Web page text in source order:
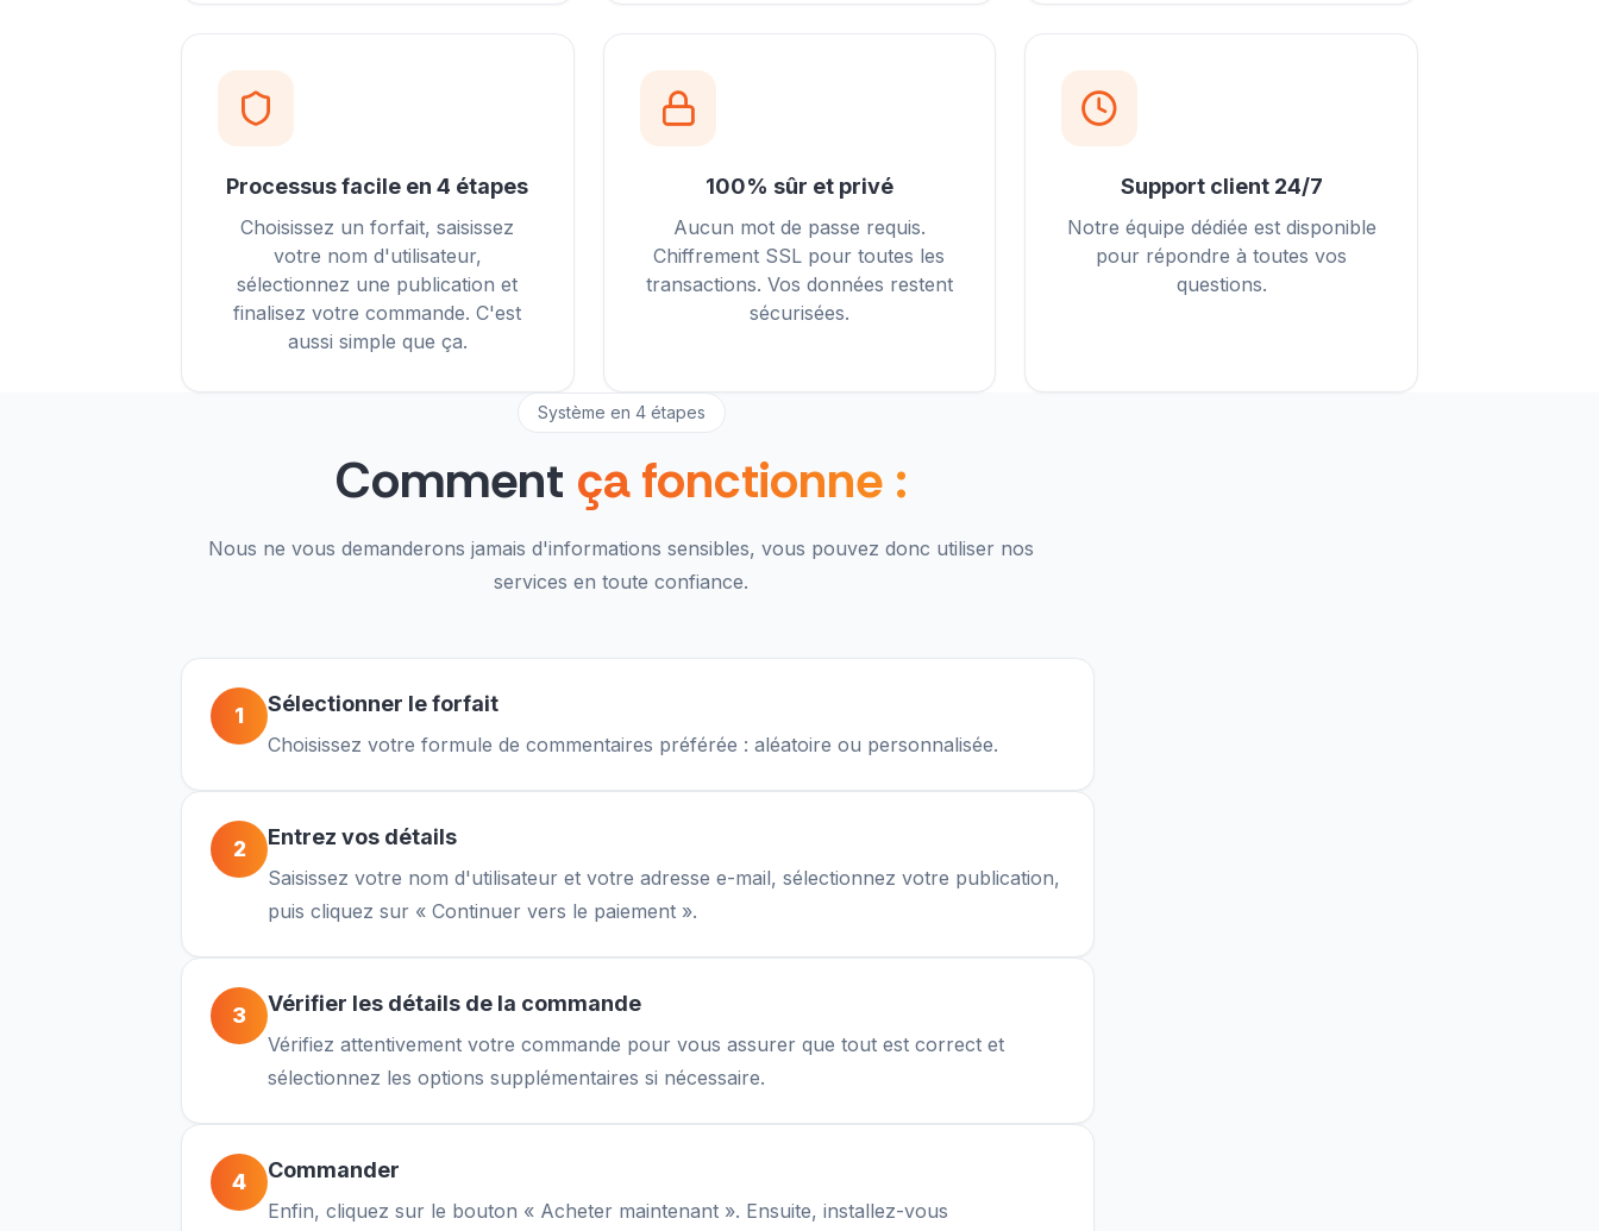
Processus facile en 4 étapes
Choisissez un forfait, saisissez
votre nom d'utilisateur,
sélectionnez une publication et
finalisez votre commande. C'est
aussi simple que ça.
100% sûr et privé
Aucun mot de passe requis.
Chiffrement SSL pour toutes les
transactions. Vos données restent
sécurisées.
Support client 24/7
Notre équipe dédiée est disponible
pour répondre à toutes vos
questions.
Système en 4 étapes
Comment ça fonctionne :
Nous ne vous demanderons jamais d'informations sensibles, vous pouvez donc utiliser nos
services en toute confiance.
1 Sélectionner le forfait
Choisissez votre formule de commentaires préférée : aléatoire ou personnalisée.
2 Entrez vos détails
Saisissez votre nom d'utilisateur et votre adresse e-mail, sélectionnez votre publication,
puis cliquez sur « Continuer vers le paiement ».
3 Vérifier les détails de la commande
Vérifiez attentivement votre commande pour vous assurer que tout est correct et
sélectionnez les options supplémentaires si nécessaire.
4 Commander
Enfin, cliquez sur le bouton « Acheter maintenant ». Ensuite, installez-vous